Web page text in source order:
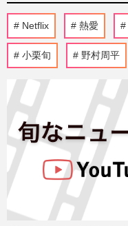
Netflix 熱愛
小栗旬 野村周平